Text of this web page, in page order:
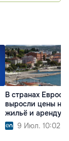
В странах
выросли цены на
жильё и аренду
9 Июл. 10:02